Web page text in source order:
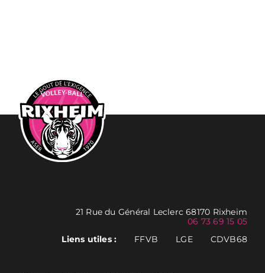
21 Rue du Général Leclerc 68170 Rixheim
06 73 69 15 05
Liens utiles :
FFVB LGE CDVB68